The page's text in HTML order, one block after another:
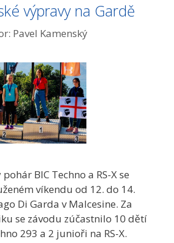
výpravy na Gardě
Pavel Kamenský
BIC Techno a RS-X se
víkendu od 12. do 14.
Di Garda v Malcesine. Za
se závodu zúčastnilo 10 dětí
293 a 2 junioři na RS-X.